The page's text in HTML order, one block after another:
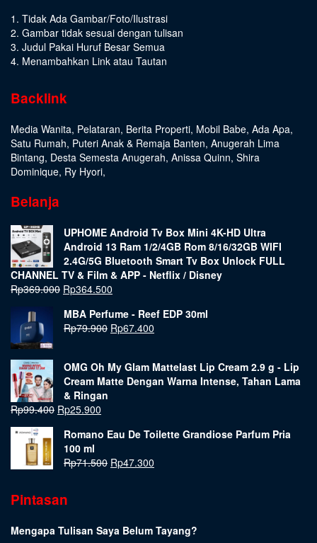
1. Tidak Ada Gambar/Foto/Ilustrasi
2. Gambar tidak sesuai dengan tulisan
3. Judul Pakai Huruf Besar Semua
4. Menambahkan Link atau Tautan
Backlink
Media Wanita, Pelataran, Berita Properti, Mobil Babe, Ada Apa,
Satu Rumah, Puteri Anak & Remaja Banten, Anugerah Lima
Bintang, Desta Semesta Anugerah, Anissa Quinn, Shira
Dominique, Ry Hyori,
Belanja
UPHOME Android Tv Box Mini 4K-HD Ultra
Android 13 Ram 1/2/4GB Rom 8/16/32GB WIFI
2.4G/5G Bluetooth Smart Tv Box Unlock FULL
CHANNEL TV & Film & APP - Netflix / Disney
Rp369.000 Rp364.500
MBA Perfume - Reef EDP 30ml
Rp79.900 Rp67.400
OMG Oh My Glam Mattelast Lip Cream 2.9 g - Lip
Cream Matte Dengan Warna Intense, Tahan Lama
& Ringan
Rp99.400 Rp25.900
Romano Eau De Toilette Grandiose Parfum Pria
100 ml
Rp71.500 Rp47.300
Pintasan
Mengapa Tulisan Saya Belum Tayang?